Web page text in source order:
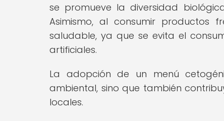
se promueve la diversidad
Asimismo, al consumir productos
saludable, ya que se evita el
artificiales.
La adopción de un menú
ambiental, sino que también
locales.